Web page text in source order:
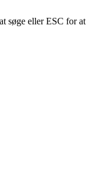
søge eller ESC for at